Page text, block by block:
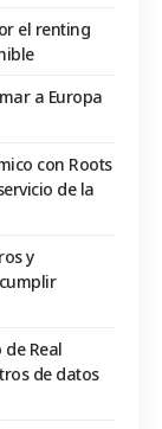
el renting
a Europa
con Roots
de la
y
de Real
de datos